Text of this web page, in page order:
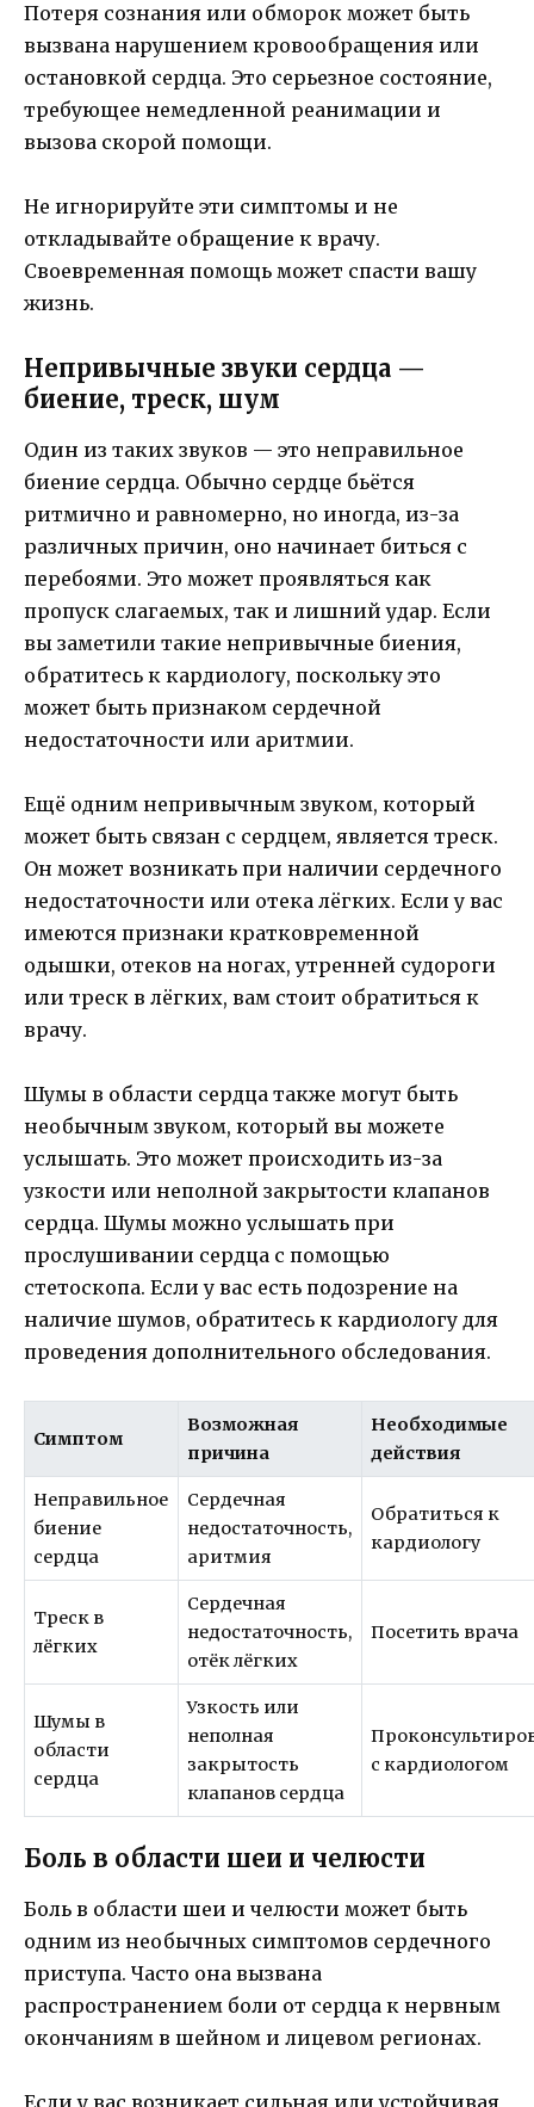
Потеря сознания или обморок может быть
вызвана нарушением кровообращения или
остановкой сердца. Это серьезное состояние,
требующее немедленной реанимации и
вызова скорой помощи.
Не игнорируйте эти симптомы и не
откладывайте обращение к врачу.
Своевременная помощь может спасти вашу
жизнь.
Непривычные звуки сердца —
биение, треск, шум
Один из таких звуков — это неправильное
биение сердца. Обычно сердце бьётся
ритмично и равномерно, но иногда, из-за
различных причин, оно начинает биться с
перебоями. Это может проявляться как
пропуск слагаемых, так и лишний удар. Если
вы заметили такие непривычные биения,
обратитесь к кардиологу, поскольку это
может быть признаком сердечной
недостаточности или аритмии.
Ещё одним непривычным звуком, который
может быть связан с сердцем, является треск.
Он может возникать при наличии сердечного
недостаточности или отека лёгких. Если у вас
имеются признаки кратковременной
одышки, отеков на ногах, утренней судороги
или треск в лёгких, вам стоит обратиться к
врачу.
Шумы в области сердца также могут быть
необычным звуком, который вы можете
услышать. Это может происходить из-за
узкости или неполной закрытости клапанов
сердца. Шумы можно услышать при
прослушивании сердца с помощью
стетоскопа. Если у вас есть подозрение на
наличие шумов, обратитесь к кардиологу для
проведения дополнительного обследования.
Симптом
Возможная
причина
Необходимые
действия
Неправильное
биение
сердца
Сердечная
недостаточность,
аритмия
Обратиться к
кардиологу
Треск в
лёгких
Сердечная
недостаточность,
отёк лёгких
Посетить врача
Шумы в
области
сердца
Узкость или
неполная
закрытость
клапанов сердца
с кардиологом
Боль в области шеи и челюсти
Боль в области шеи и челюсти может быть
одним из необычных симптомов сердечного
приступа. Часто она вызвана
распространением боли от сердца к нервным
окончаниям в шейном и лицевом регионах.
Если у вас возникает сильная или устойчивая